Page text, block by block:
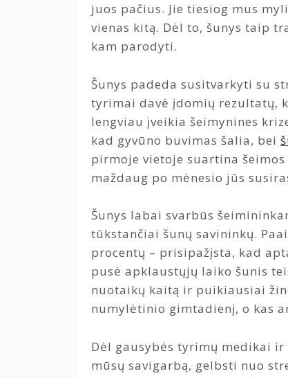
juos pačius. Jie tiesiog mus
vienas kitą. Dėl to, šunys taip
kam parodyti.
Šunys padeda susitvarkyti su
tyrimai davė įdomių rezultatų,
lengviau įveikia šeimynines
kad gyvūno buvimas šalia, bei
pirmoje vietoje suartina
maždaug po mėnesio jūs
Šunys labai svarbūs
tūkstančiai šunų savininkų.
procentų – prisipažįsta, kad
pusė apklaustųjų laiko šunis
nuotaikų kaitą ir puikiausiai
numylėtinio gimtadienį, o kas
Dėl gausybės tyrimų medikai
mūsų savigarbą, gelbsti nuo